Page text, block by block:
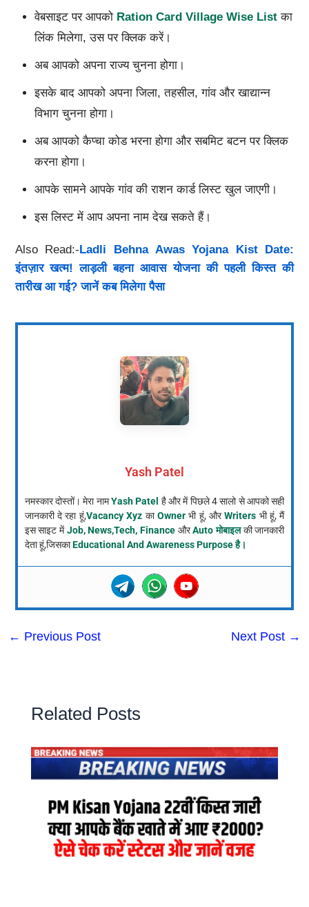
वेबसाइट पर आपको Ration Card Village Wise Listका
लिंक मिलेगा, उस पर क्लिक करें।
अब आपको अपना राज्य चुनना होगा।
इसके बाद आपको अपना जिला, तहसील, गांव और खाद्यान्न
विभाग चुनना होगा।
अब आपको कैप्चा कोड भरना होगा और सबमिट बटन पर क्लिक
करना होगा।
आपके सामने आपके गांव की राशन कार्ड लिस्ट खुल जाएगी।
इस लिस्ट में आप अपना नाम देख सकते हैं।
Also Read:-Ladli Behna Awas Yojana Kist Date:
इंतज़ार खत्म! लाड़ली बहना आवास योजना की पहली किस्त की
तारीख आ गई? जानें कब मिलेगा पैसा
Yash Patel
नमस्कार दोस्तों। मेरा नामYash Patel है और में पिछले 4 सालो से आपको सही
जानकारी दे रहा हूं,Vacancy Xyz काOwnerभी हूं, औरWriters भी हूं, मैं
इस साइट मेंJob, News,Tech, Finance औरAuto मोबाइलकी जानकारी
देता हूं,जिसकाEducational And Awareness Purpose है।
← Previous Post Next Post →
Related Posts